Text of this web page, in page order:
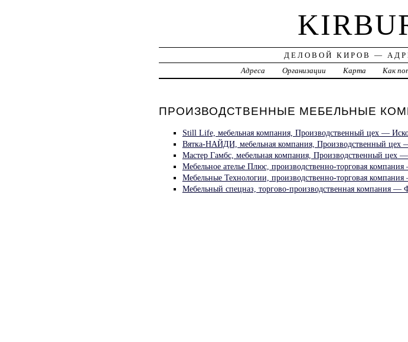
ДЕЛОВОЙ КИРОВ —
Адреса
Организации Карта Как
ПРОИЗВОДСТВЕННЫЕ МЕБЕЛЬНЫЕ
Still Life, мебельная компания, Производственный цех —
Вятка-НАЙДИ, мебельная компания, Производственный цех
Мастер Гамбс, мебельная компания, Производственный цех
Мебельное ателье Плюс, производственно-торговая
Мебельные Технологии, производственно-торговая
Мебельный спецназ, торгово-производственная компания —